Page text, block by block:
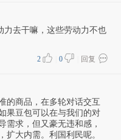
力去干嘛，这些劳动力不也
回复
0
2
的商品，在多轮对话交互
果豆包可以在与我们的对
需求，但又豪无违和感，
扩大内需。利国利民呢。